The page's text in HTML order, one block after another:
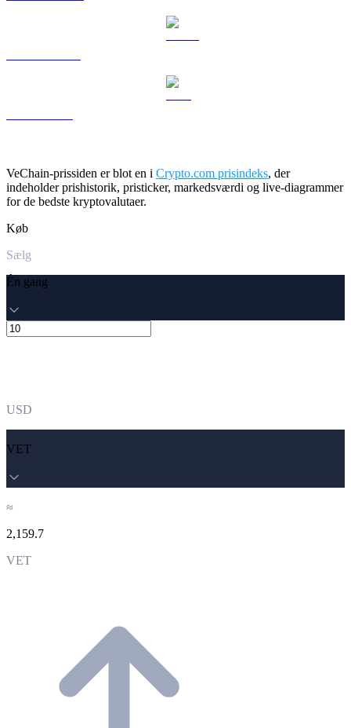
VeChain-prissiden er blot en i Crypto.com prisindeks, der
indeholder prishistorik, pristicker, markedsværdi og live-diagrammer
for de bedste kryptovalutaer.
Køb
Sælg
Én gang
USD
VET
≈
2,159.7
VET